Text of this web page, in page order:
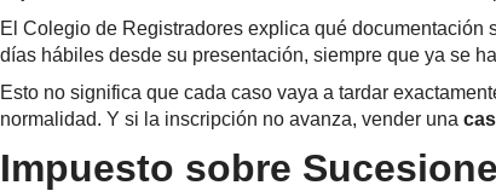
El Colegio de Registradores explica qué
días hábiles desde su presentación, siempre que ya se
Esto no significa que cada caso vaya a tardar
normalidad. Y si la inscripción no avanza, vender una
Impuesto sobre